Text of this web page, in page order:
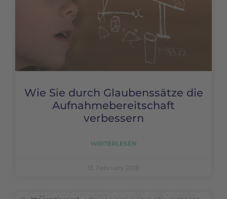
Wie Sie durch Glaubenssätze die
Aufnahmebereitschaft
verbessern
WEITERLESEN
13. February 2018